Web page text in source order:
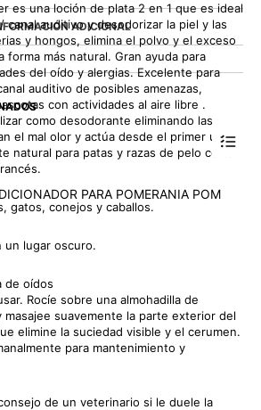
ADICIONAL
es una loción de plata 2 en 1 que es ideal
canal auditivo y desodorizar la piel y las
y hongos, elimina el polvo y el exceso
forma más natural. Gran ayuda para
del oído y alergias. Excelente para
auditivo de posibles amenazas,
con actividades al aire libre .
como desodorante eliminando las
el mal olor y actúa desde el primer uso.
natural para patas y razas de pelo corto
gatos, conejos y caballos.
un lugar oscuro.
de oídos
Rocíe sobre una almohadilla de
suavemente la parte exterior del
elimine la suciedad visible y el cerumen.
para mantenimiento y
de un veterinario si le duele la
PARA POMERANIA POM